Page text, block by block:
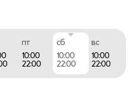
комфортными,
вместе с
пт
10:00
22:00
сб
10:00
22:00
вс
10:00
22:00